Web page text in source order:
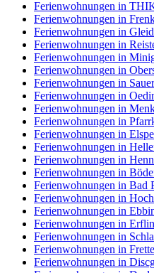
Ferienwohnungen in
Ferienwohnungen in
Ferienwohnungen in
Ferienwohnungen in
Ferienwohnungen in
Ferienwohnungen in
Ferienwohnungen in
Ferienwohnungen in
Ferienwohnungen in
Ferienwohnungen in
Ferienwohnungen in Elspe
Ferienwohnungen in
Ferienwohnungen in
Ferienwohnungen in
Ferienwohnungen in Bad
Ferienwohnungen in
Ferienwohnungen in
Ferienwohnungen in
Ferienwohnungen in
Ferienwohnungen in
Ferienwohnungen in